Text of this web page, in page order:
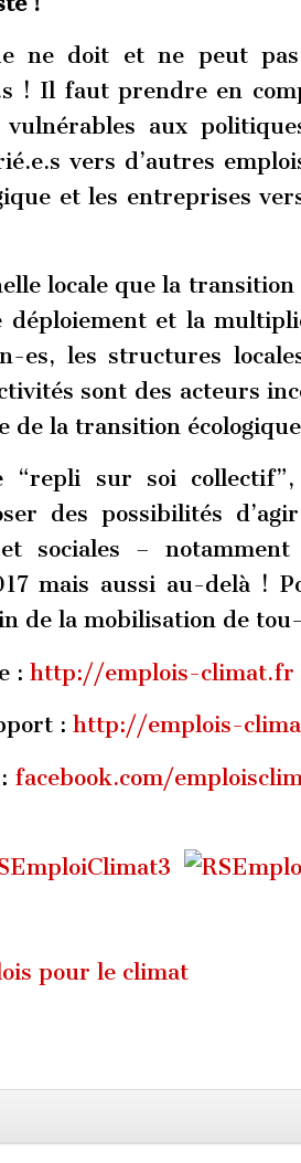
ne doit et ne peut
! Il faut prendre en
vulnérables aux
vers d’autres
et les entreprises
locale que la
déploiement et la
es, les structures
sont des acteurs
de la transition
“repli sur soi collectif”,
des possibilités
et sociales –
mais aussi au-delà !
de la mobilisation de
: http://emplois-climat.fr
: http://emplois-
facebook.com/
pour le climat